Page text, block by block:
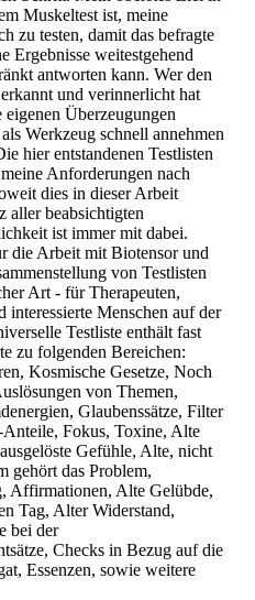
Muskeltest ist, meine
zu testen, damit das befragte
Ergebnisse weitestgehend
antworten kann. Wer den
und verinnerlicht hat
Überzeugungen
Werkzeug schnell annehmen
hier entstandenen Testlisten
Anforderungen nach
dies in dieser Arbeit
aller beabsichtigten
ist immer mit dabei.
die Arbeit mit Biotensor und
von Testlisten
Art - für Therapeuten,
interessierte Menschen auf der
Testliste enthält fast
zu folgenden Bereichen:
Kosmische Gesetze, Noch
von Themen,
Glaubenssätze, Filter
Fokus, Toxine, Alte
Gefühle, Alte, nicht
gehört das Problem,
Affirmationen, Alte Gelübde,
Tag, Alter Widerstand,
bei der
Checks in Bezug auf die
Essenzen, sowie weitere